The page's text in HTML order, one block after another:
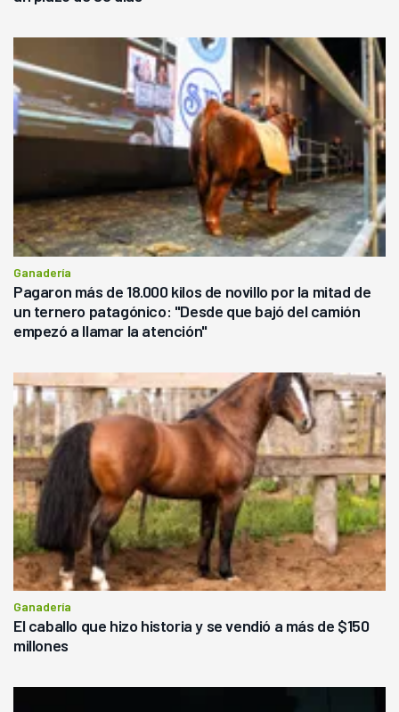
Ganadería
Pagaron más de 18.000 kilos de novillo por la mitad de
un ternero patagónico: "Desde que bajó del camión
empezó a llamar la atención"
Ganadería
El caballo que hizo historia y se vendió a más de $150
millones